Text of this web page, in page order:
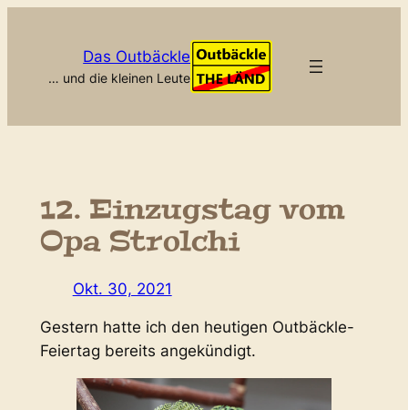
Das Outbäckle
… und die kleinen Leute
12. Einzugstag vom
Opa Strolchi
Okt. 30, 2021
Gestern hatte ich den heutigen Outbäckle-
Feiertag bereits angekündigt.